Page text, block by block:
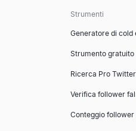
Strumenti
Generatore di cold
Strumento
Ricerca Pro
Verifica follower
Conteggio follower